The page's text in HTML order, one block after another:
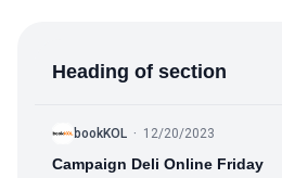
Heading of section
B bookKOL · 12/20/2023
Campaign Deli Online Friday